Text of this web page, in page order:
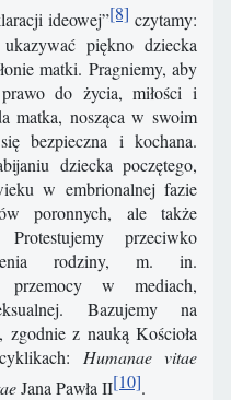
ideowej”[8] czytamy:
piękno dziecka
matki. Pragniemy, aby
do życia, miłości i
matka, nosząca w swoim
bezpieczna i kochana.
dziecka poczętego,
w embrionalnej fazie
poronnych, ale także
przeciwko
rodziny, m. in.
przemocy w mediach,
Bazujemy na
zgodnie z nauką Kościoła
Humanae vitae
Jana Pawła II[10].